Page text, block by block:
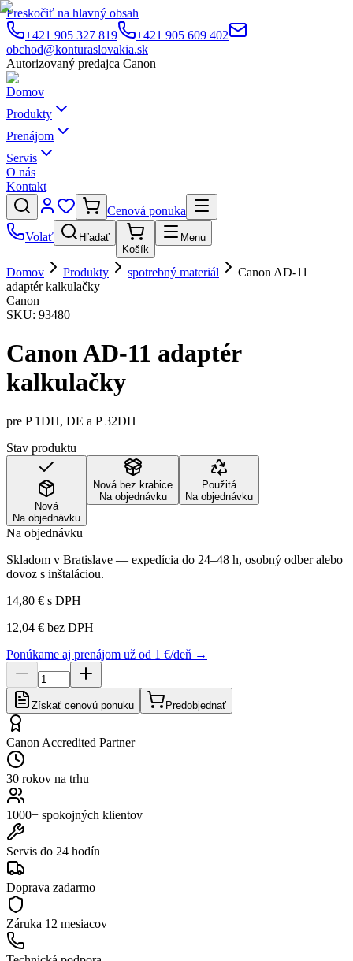
Preskočiť na hlavný obsah
+421 905 327 819
+421 905 609 402
obchod@konturaslovakia.sk
Autorizovaný predajca Canon
Domov
Produkty
Prenájom
Servis
O nás
Kontakt
Cenová ponuka
Volať
Hľadať
Košík
Menu
Domov Produkty spotrebný materiál
Canon AD-11
adaptér kalkulačky
Canon
SKU: 93480
Canon AD-11 adaptér
kalkulačky
pre P 1DH, DE a P 32DH
Stav produktu
Nová
Na objednávku
Nová bez krabice
Na objednávku
Použitá
Na objednávku
Na objednávku
Skladom v Bratislave — expedícia do 24–48 h, osobný odber alebo
dovoz s inštaláciou.
14,80 € s DPH
12,04 € bez DPH
Ponúkame aj prenájom už od 1 €/deň →
Získať cenovú ponuku Predobjednať
Canon Accredited Partner
30 rokov na trhu
1000+ spokojných klientov
Servis do 24 hodín
Doprava zadarmo
Záruka 12 mesiacov